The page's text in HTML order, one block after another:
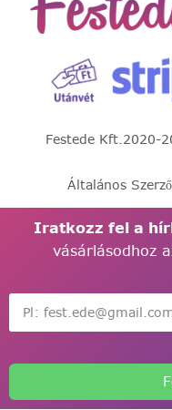
Festede Kft.2020-
Általános
Iratkozz fel a
vásárlásodhoz